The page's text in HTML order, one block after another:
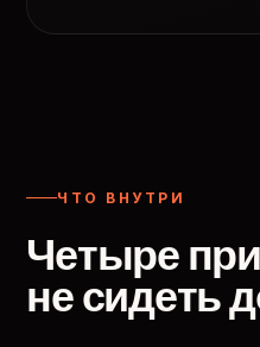
ЧТО ВНУТРИ
Четыре
не сидеть